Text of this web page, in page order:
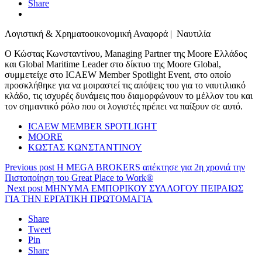
Share
Λογιστική & Χρηματοοικονομική Αναφορά | Ναυτιλία
Ο Κώστας Κωνσταντίνου, Managing Partner της Moore Ελλάδος
και Global Maritime Leader στο δίκτυο της Moore Global,
συμμετείχε στο ICAEW Member Spotlight Event, στο οποίο
προσκλήθηκε για να μοιραστεί τις απόψεις του για το ναυτιλιακό
κλάδο, τις ισχυρές δυνάμεις που διαμορφώνουν το μέλλον του και
τον σημαντικό ρόλο που οι λογιστές πρέπει να παίξουν σε αυτό.
ICAEW MEMBER SPOTLIGHT
MOORE
ΚΩΣΤΑΣ ΚΩΝΣΤΑΝΤΙΝΟΥ
Previous post Η MEGA BROKERS απέκτησε για 2η χρονιά την
Πιστοποίηση του Great Place to Work®
Next post ΜΗΝΥΜΑ ΕΜΠΟΡΙΚΟΥ ΣΥΛΛΟΓΟΥ ΠΕΙΡΑΙΩΣ
ΓΙΑ ΤΗΝ ΕΡΓΑΤΙΚΗ ΠΡΩΤΟΜΑΓΙΑ
Share
Tweet
Pin
Share